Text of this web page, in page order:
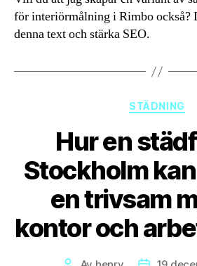
för interiörmålning i Rimbo också?
denna text och stärka SEO.
STÄDNING
Hur en
Stockholm
en trivsam
kontor och